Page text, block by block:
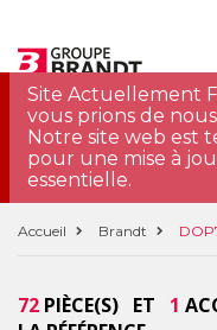
Site Actuellement
vous prions de
Notre site web est
pour une mise à
essentielle.
Accueil Brandt
72 PIÈCE(S) ET 1